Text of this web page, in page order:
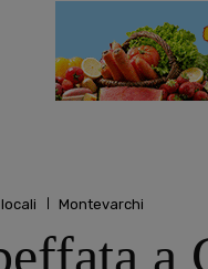
Montevarchi
a